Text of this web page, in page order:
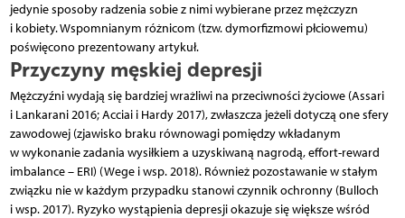
jedynie sposoby radzenia sobie z nimi wybierane przez mężczyzn
i kobiety. Wspomnianym różnicom (tzw. dymorfizmowi płciowemu)
poświęcono prezentowany artykuł.
Przyczyny męskiej depresji
Mężczyźni wydają się bardziej wrażliwi na przeciwności życiowe (Assari
i Lankarani 2016; Acciai i Hardy 2017), zwłaszcza jeżeli dotyczą one sfery
zawodowej (zjawisko braku równowagi pomiędzy wkładanym
w wykonanie zadania wysiłkiem a uzyskiwaną nagrodą, effort-reward
imbalance – ERI) (Wege i wsp. 2018). Również pozostawanie w stałym
związku nie w każdym przypadku stanowi czynnik ochronny (Bulloch
i wsp. 2017). Ryzyko wystąpienia depresji okazuje się większe wśród